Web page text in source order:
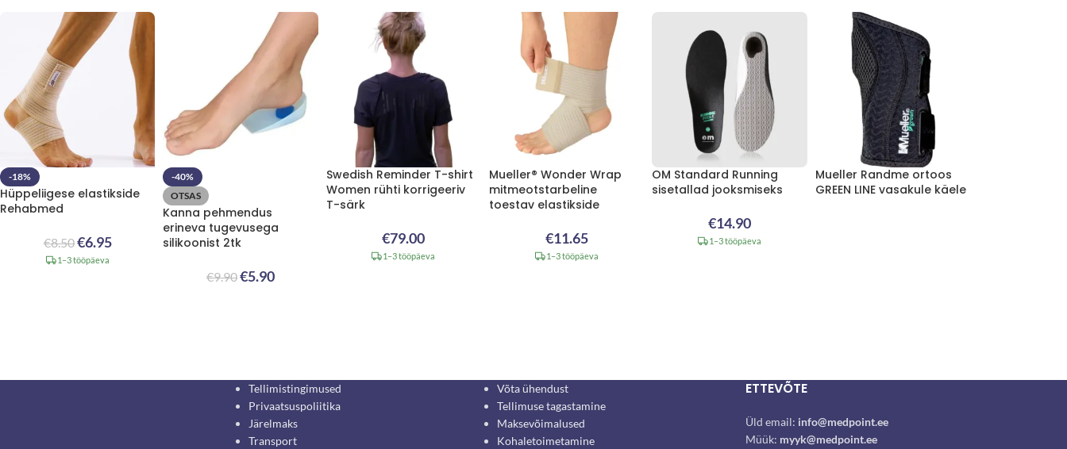
-18%
Hüppeliigese elastikside
Rehabmed
€8.50€6.95
1–3 tööpäeva
-40%
OTSAS
Kanna pehmendus
erineva tugevusega
silikoonist 2tk
€9.90€5.90
Swedish Reminder T-shirt
Women rühti korrigeeriv
T-särk
€79.00
1–3 tööpäeva
Mueller® Wonder Wrap
mitmeotstarbeline
toestav elastikside
€11.65
1–3 tööpäeva
OM Standard Running
sisetallad jooksmiseks
€14.90
1–3 tööpäeva
Mueller Randme ortoos
GREEN LINE vasakule käele
Tellimistingimused
Privaatsuspoliitika
Järelmaks
Transport
Võta ühendust
Tellimuse tagastamine
Maksevõimalused
Kohaletoimetamine
ETTEVÕTE
Üld email: info@medpoint.ee
Müük: myyk@medpoint.ee